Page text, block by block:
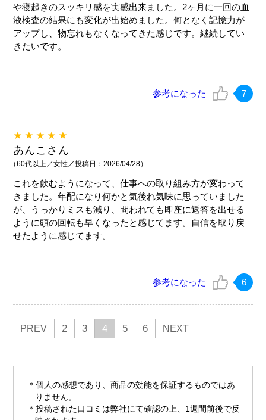
や寝起きのスッキリ感を実感出来ました。2ヶ月に一回の血
液検査の結果にも変化が出始めました。何となく記憶力が
アップし、物忘れもなくなってきた感じです。継続してい
きたいです。
参考になった 7
★★★★★
あんこさん
（60代以上／女性／投稿日：2026/04/28）
これを飲むようになって、仕事への取り組み方が変わって
きました。年配になり何かと気後れ気味に思っていました
が、うっかりミスも減り、問われても即座に返答を出せる
ように頭の回転も早くなったと感じてます。自信を取り戻
せたように感じてます。
参考になった 6
PREV 2 3 4 5 6 NEXT
個人の感想であり、商品の効能を保証するものではあ
りません。
投稿された口コミは弊社にて確認の上、1週間前後で反